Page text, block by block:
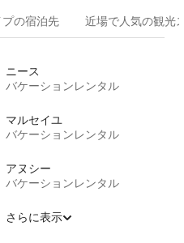
の宿⁠泊⁠先 近場で人気の観光
ニース
バケーションレンタル
マルセイユ
バケーションレンタル
アヌシー
バケーションレンタル
さらに表示